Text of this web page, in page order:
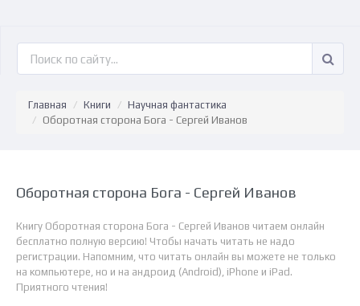
Главная Книги
Научная фантастика
Оборотная сторона Бога - Сергей Иванов
Оборотная сторона Бога - Сергей Иванов
Книгу Оборотная сторона Бога - Сергей Иванов читаем онлайн
бесплатно полную версию! Чтобы начать читать не надо
регистрации. Напомним, что читать онлайн вы можете не только
на компьютере, но и на андроид (Android), iPhone и iPad.
Приятного чтения!